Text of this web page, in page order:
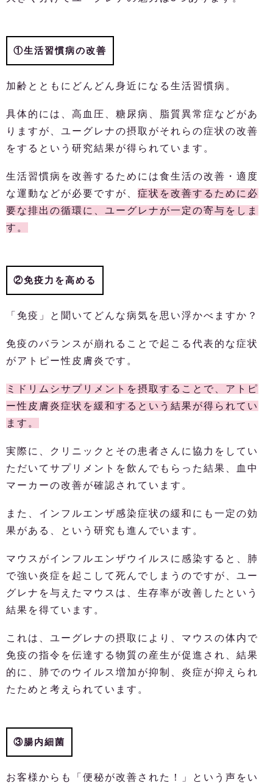
①生活習慣病の改善
加齢とともにどんどん身近になる生活習慣病。
具体的には、高血圧、糖尿病、脂質異常症などがあ
りますが、ユーグレナの摂取がそれらの症状の改善
をするという研究結果が得られています。
生活習慣病を改善するためには食生活の改善・適度
な運動などが必要ですが、 症状を改善するために必
要な排出の循環に、ユーグレナが一定の寄与をしま
す。
②免疫力を高める
「免疫」と聞いてどんな病気を思い浮かべますか？
免疫のバランスが崩れることで起こる代表的な症状
がアトピー性皮膚炎です。
ミドリムシサプリメントを摂取することで、アトピ
ー性皮膚炎症状を緩和するという結果が得られてい
ます。
実際に、クリニックとその患者さんに協力をしてい
ただいてサプリメントを飲んでもらった結果、血中
マーカーの改善が確認されています。
また、インフルエンザ感染症状の緩和にも一定の効
果がある、という研究も進んでいます。
マウスがインフルエンザウイルスに感染すると、肺
で強い炎症を起こして死んでしまうのですが、ユー
グレナを与えたマウスは、生存率が改善したという
結果を得ています。
これは、ユーグレナの摂取により、マウスの体内で
免疫の指令を伝達する物質の産生が促進され、結果
的に、肺でのウイルス増加が抑制、炎症が抑えられ
たためと考えられています。
③腸内細菌
お客様からも「便秘が改善された！」という声をい